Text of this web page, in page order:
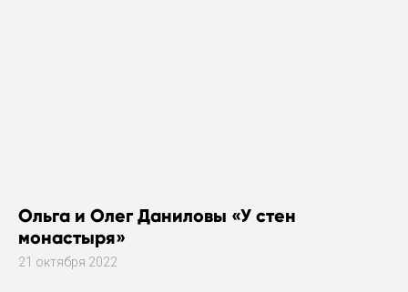
Ольга и Олег Даниловы «У стен
монастыря»
21 октября 2022